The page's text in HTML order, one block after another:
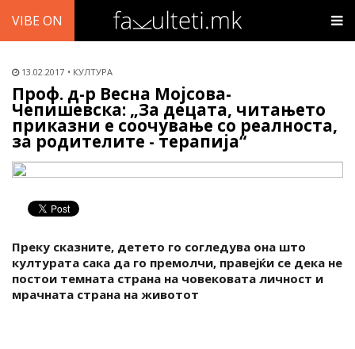
VIBE ON
13.02.2017 КУЛТУРА
Проф. д-р Весна Мојсова-
Чепишевска: „За децата, читањето
приказни е соочување со реалноста,
за родителите - терапија“
Преку сказните, детето го согледува она што
културата сака да го премолчи, правејќи се дека не
постои темната страна на човековата личност и
мрачната страна на животот